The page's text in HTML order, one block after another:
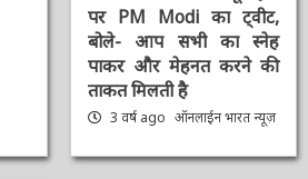
: सरकार के 9 साल पूरे होने
पर PM Modi का ट्वीट,
बोले- आप सभी का स्नेह
ताकत मिलती है